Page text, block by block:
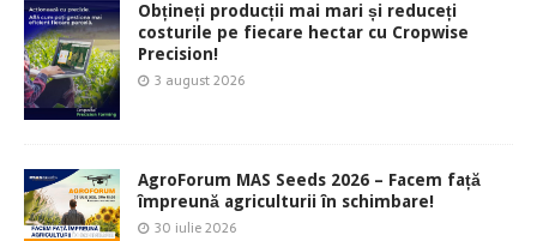
Obțineți producții mai mari și reduceți
costurile pe fiecare hectar cu Cropwise
Precision!
3 august 2026
AgroForum MAS Seeds 2026 – Facem față
împreună agriculturii în schimbare!
30 iulie 2026